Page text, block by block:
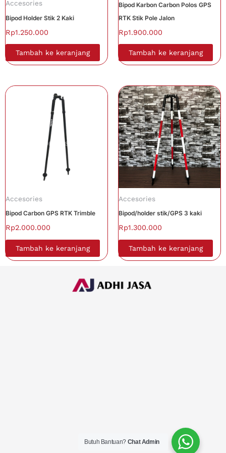
Accesories
Bipod Holder Stik 2 Kaki
Rp1.250.000
Tambah ke keranjang
Bipod Karbon Carbon Polos GPS
RTK Stik Pole Jalon
Rp1.900.000
Tambah ke keranjang
Accesories
Bipod Carbon GPS RTK Trimble
Rp2.000.000
Tambah ke keranjang
Accesories
Bipod/holder stik/GPS 3 kaki
Rp1.300.000
Tambah ke keranjang
Butuh Bantuan? Chat Admin